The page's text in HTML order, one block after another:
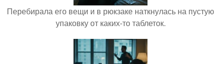
Перебирала его вещи и в рюкзаке наткнулась на пустую
упаковку от каких-то таблеток.